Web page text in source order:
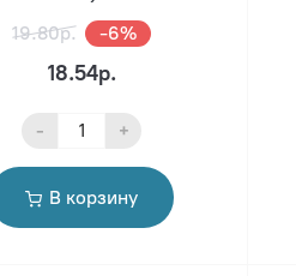
19.80р.
-6%
18.54р.
- +
В корзину